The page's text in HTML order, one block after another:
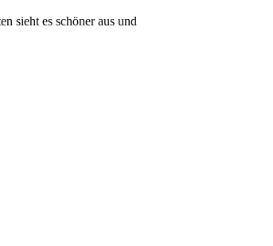
sieht es schöner aus und